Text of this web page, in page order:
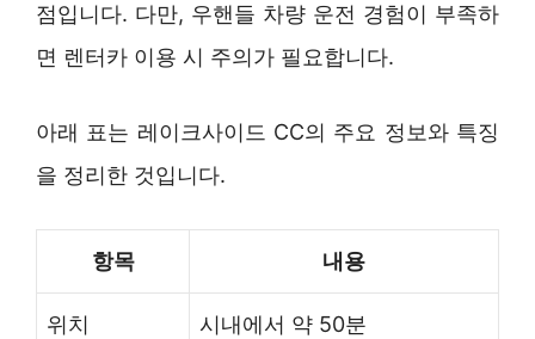
점입니다. 다만, 우핸들 차량 운전 경험이 부족하
면 렌터카 이용 시 주의가 필요합니다.
아래 표는 레이크사이드 CC의 주요 정보와 특징
을 정리한 것입니다.
항목 내용
위치 시내에서 약 50분